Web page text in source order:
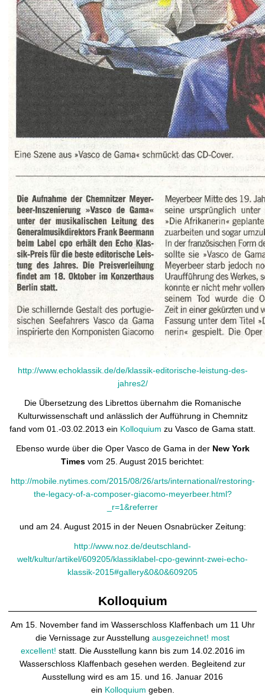
http://www.echoklassik.de/de/klassik-editorische-leistung-des-
jahres2/
Die Übersetzung des Librettos übernahm die Romanische
Kulturwissenschaft und anlässlich der Aufführung in Chemnitz
fand vom 01.-03.02.2013 ein Kolloquium zu Vasco de Gama statt.
Ebenso wurde über die Oper Vasco de Gama in der New York
Times vom 25. August 2015 berichtet:
http://mobile.nytimes.com/2015/08/26/arts/international/restoring-
the-legacy-of-a-composer-giacomo-meyerbeer.html?
_r=1&referrer
und am 24. August 2015 in der Neuen Osnabrücker Zeitung:
http://www.noz.de/deutschland-
welt/kultur/artikel/609205/klassiklabel-cpo-gewinnt-zwei-echo-
klassik-2015#gallery&0&0&609205
Kolloquium
Am 15. November fand im Wasserschloss Klaffenbach um 11 Uhr
die Vernissage zur Ausstellung ausgezeichnet! most
excellent! statt. Die Ausstellung kann bis zum 14.02.2016 im
Wasserschloss Klaffenbach gesehen werden. Begleitend zur
Ausstellung wird es am 15. und 16. Januar 2016
ein Kolloquium geben.